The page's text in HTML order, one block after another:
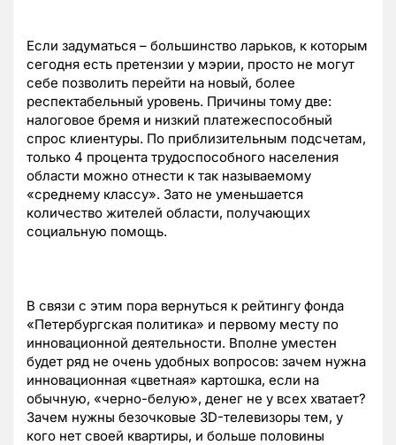
Если задуматься – большинство ларьков, к которым
сегодня есть претензии у мэрии, просто не могут
себе позволить перейти на новый, более
респектабельный уровень. Причины тому две:
налоговое бремя и низкий платежеспособный
спрос клиентуры. По приблизительным подсчетам,
только 4 процента трудоспособного населения
области можно отнести к так называемому
«среднему классу». Зато не уменьшается
количество жителей области, получающих
социальную помощь.
В связи с этим пора вернуться к рейтингу фонда
«Петербургская политика» и первому месту по
инновационной деятельности. Вполне уместен
будет ряд не очень удобных вопросов: зачем нужна
инновационная «цветная» картошка, если на
обычную, «черно-белую», денег не у всех хватает?
Зачем нужны безочковые 3D-телевизоры тем, у
кого нет своей квартиры, и больше половины